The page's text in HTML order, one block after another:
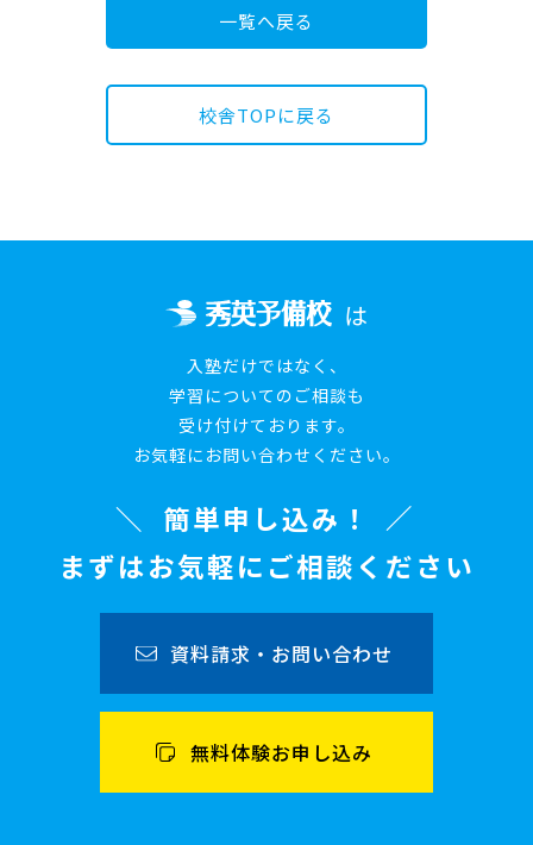
一覧へ戻る
校舎TOPに戻る
は
入塾だけではなく、
学習についてのご相談も
受け付けております。
お気軽にお問い合わせください。
簡単申し込み！
まずはお気軽にご相談ください
資料請求・お問い合わせ
無料体験お申し込み